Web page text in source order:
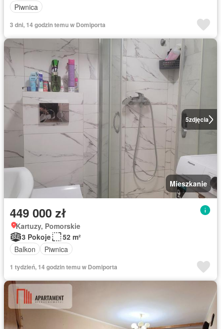
Piwnica
3 dni, 14 godzin temu w Domiporta
5zdjęcia
Mieszkanie
449 000 zł
Kartuzy, Pomorskie
3 Pokoje
52 m²
Balkon
Piwnica
1 tydzień, 14 godzin temu w Domiporta